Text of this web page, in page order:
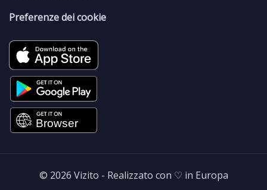
Preferenze dei cookie
© 2026 Vizito - Realizzato con ♡ in Europa